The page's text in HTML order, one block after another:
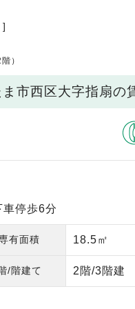
]
）
市西区大字指扇の
停歩6分
有面積 18.5㎡
/階建て 2階/3階建